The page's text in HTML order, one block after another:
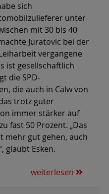
sich
unter
mit 30 bis 40
Juratovic bei der
vergangene
ist gesellschaftlich
die SPD-
die auch in Calw von
trotz guter
immer stärker auf
fast 50 Prozent. „Das
mehr gut gehen, auch
glaubt Esken.
weiterlesen